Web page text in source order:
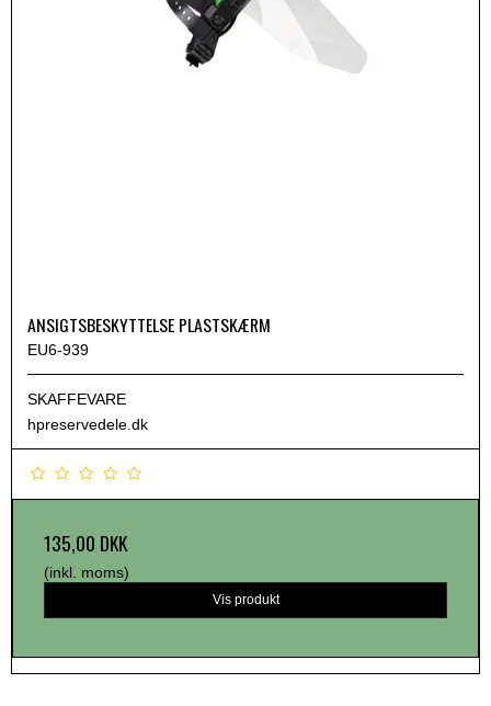
ANSIGTSBESKYTTELSE PLASTSKÆRM
EU6-939
SKAFFEVARE
hpreservedele.dk
135,00 DKK
(inkl. moms)
Vis produkt